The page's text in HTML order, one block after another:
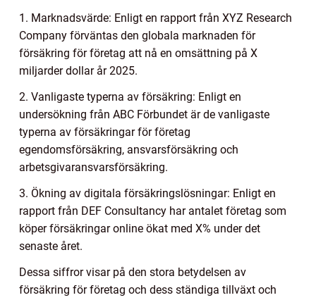
1. Marknadsvärde: Enligt en rapport från XYZ Research
Company förväntas den globala marknaden för
försäkring för företag att nå en omsättning på X
miljarder dollar år 2025.
2. Vanligaste typerna av försäkring: Enligt en
undersökning från ABC Förbundet är de vanligaste
typerna av försäkringar för företag
egendomsförsäkring, ansvarsförsäkring och
arbetsgivaransvarsförsäkring.
3. Ökning av digitala försäkringslösningar: Enligt en
rapport från DEF Consultancy har antalet företag som
köper försäkringar online ökat med X% under det
senaste året.
Dessa siffror visar på den stora betydelsen av
försäkring för företag och dess ständiga tillväxt och